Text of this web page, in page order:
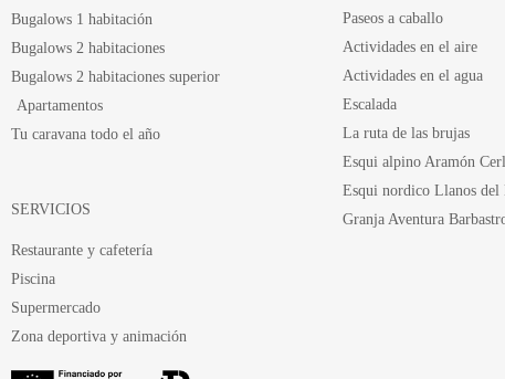
Bugalows 1 habitación
Bugalows 2 habitaciones
Bugalows 2 habitaciones superior
Apartamentos
Tu caravana todo el año
SERVICIOS
Restaurante y cafetería
Piscina
Supermercado
Zona deportiva y animación
Paseos a caballo
Actividades en el aire
Actividades en el agua
Escalada
La ruta de las brujas
Esqui alpino Aramón
Esqui nordico Llanos del
Granja Aventura